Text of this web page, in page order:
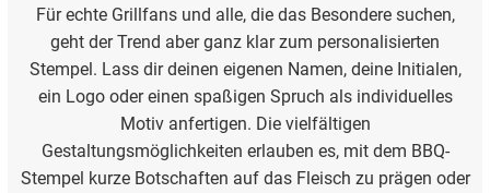
Für echte Grillfans und alle, die das Besondere suchen,
geht der Trend aber ganz klar zum personalisierten
Stempel. Lass dir deinen eigenen Namen, deine Initialen,
ein Logo oder einen spaßigen Spruch als individuelles
Motiv anfertigen. Die vielfältigen
Gestaltungsmöglichkeiten erlauben es, mit dem BBQ-
Stempel kurze Botschaften auf das Fleisch zu prägen oder